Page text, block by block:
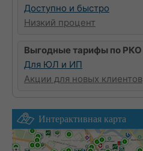
Доступно и быстро
Низкий процент
Выгодные тарифы по РКО
Для ЮЛ и ИП
Акции для новых клиентов
Интерактивная карта